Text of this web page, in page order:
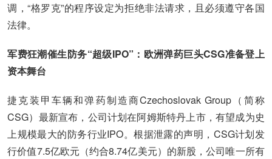
调，“格罗克”的程序设定为拒绝非法请求，且必须遵守各国
法律。
军费狂潮催生防务“超级IPO”：欧洲弹药巨头CSG准备登上
资本舞台
捷克装甲车辆和弹药制造商Czechoslovak Group（简称
CSG）最新宣布，公司计划在阿姆斯特丹上市，有望成为史
上规模最大的防务行业IPO。根据泄露的声明，CSG计划发
行价值7.5亿欧元（约合8.74亿美元）的新股，公司唯一所有